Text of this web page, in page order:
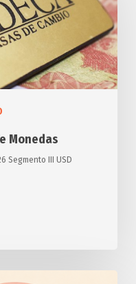
Monedas
Segmento III USD